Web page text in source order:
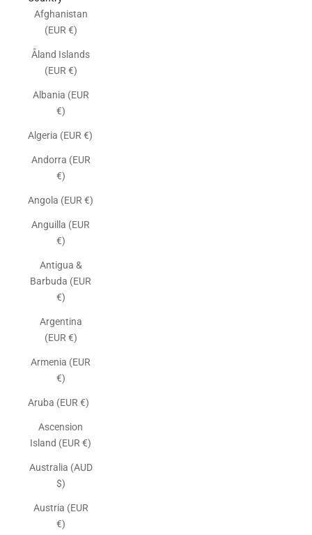
Afghanistan
(EUR €)
Åland Islands
(EUR €)
Albania (EUR
€)
Algeria (EUR €)
Andorra (EUR
€)
Angola (EUR €)
Anguilla (EUR
€)
Antigua &
Barbuda (EUR
€)
Argentina
(EUR €)
Armenia (EUR
€)
Aruba (EUR €)
Ascension
Island (EUR €)
Australia (AUD
$)
Austria (EUR
€)